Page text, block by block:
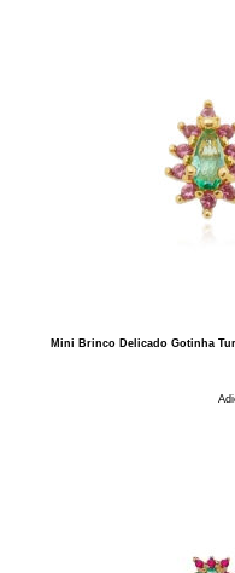
Mini Brinco Delicado Gotinha